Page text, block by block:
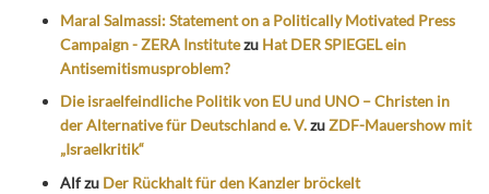
Maral Salmassi: Statement on a Politically Motivated Press
Campaign - ZERA Institutezu Hat DER SPIEGEL ein
Antisemitismusproblem?
Die israelfeindliche Politik von EU und UNO – Christen in
der Alternative für Deutschland e. V.zuZDF-Mauershow mit
„Israelkritik“
Alfzu Der Rückhalt für den Kanzler bröckelt